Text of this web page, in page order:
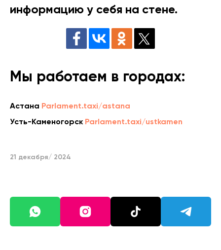
информацию у себя на стене.
Мы работаем в городах:
Астана Parlament.taxi/astana
Усть-Каменогорск Parlament.taxi/ustkamen
21 декабря/ 2024